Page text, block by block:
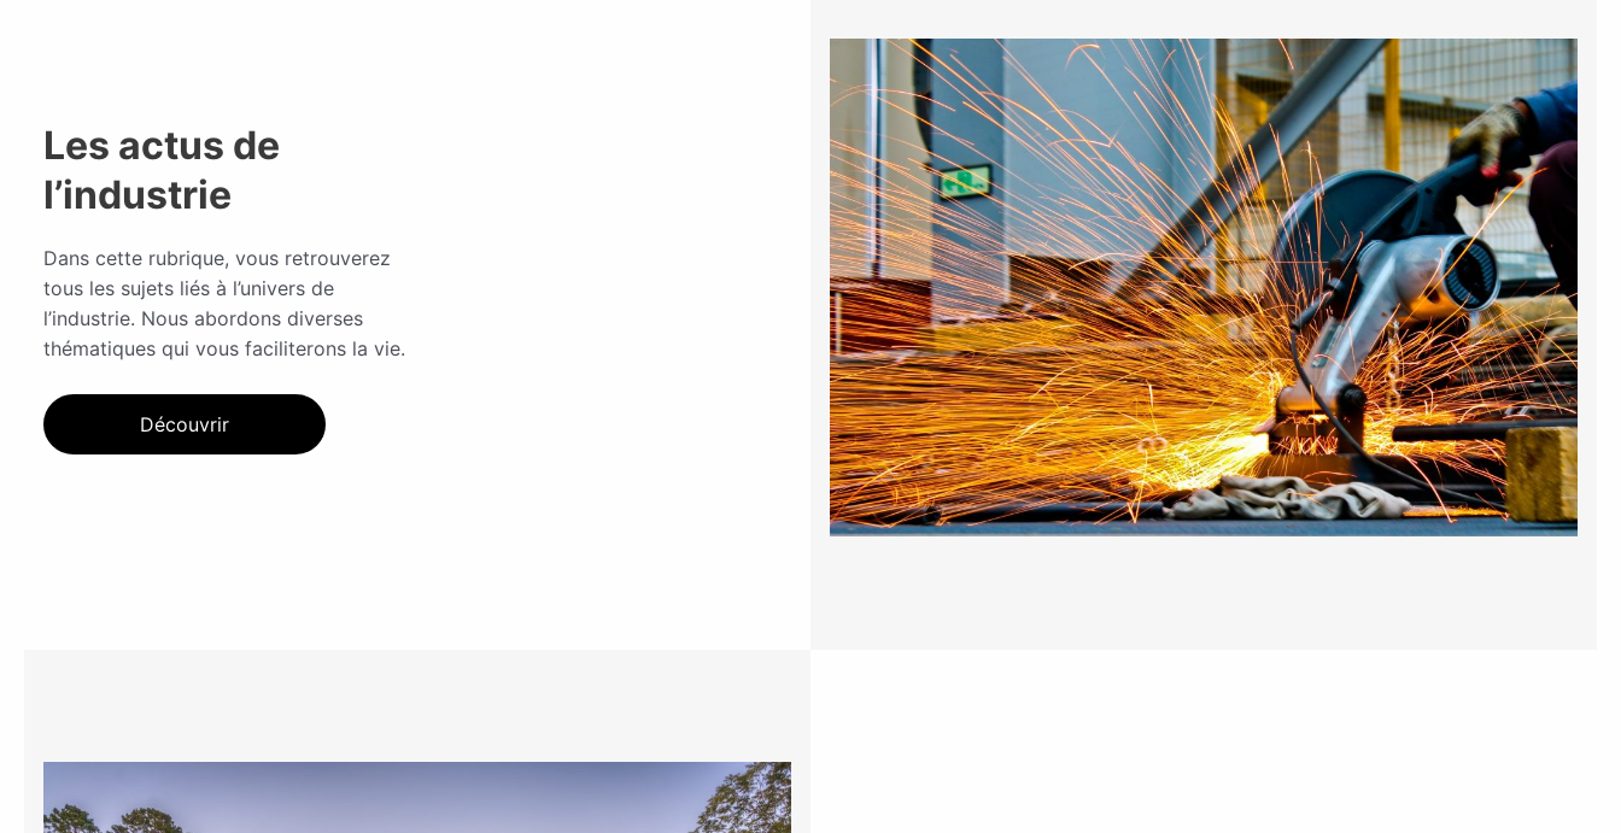
Les actus de
l’industrie
Dans cette rubrique, vous retrouverez
tous les sujets liés à l’univers de
l’industrie. Nous abordons diverses
thématiques qui vous faciliterons la vie.
Découvrir